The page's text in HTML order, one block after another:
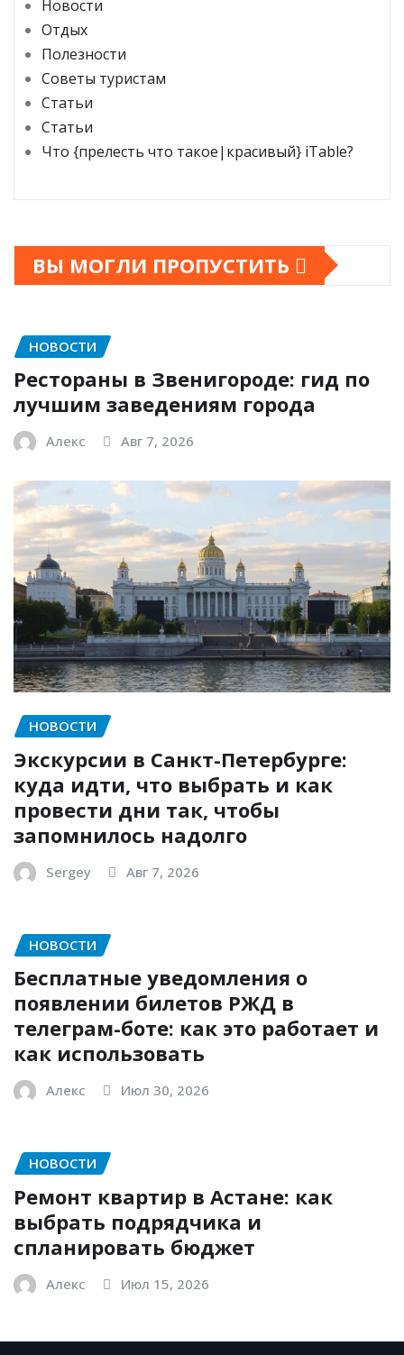
Новости
Отдых
Полезности
Советы туристам
Статьи
Статьи
Что {прелесть что такое|красивый} iTable?
ВЫ МОГЛИ ПРОПУСТИТЬ
НОВОСТИ
Рестораны в Звенигороде: гид по
лучшим заведениям города
Алекс Авг 7, 2026
НОВОСТИ
Экскурсии в Санкт-Петербурге:
куда идти, что выбрать и как
провести дни так, чтобы
запомнилось надолго
Sergey Авг 7, 2026
НОВОСТИ
Бесплатные уведомления о
появлении билетов РЖД в
телеграм-боте: как это работает и
как использовать
Алекс Июл 30, 2026
НОВОСТИ
Ремонт квартир в Астане: как
выбрать подрядчика и
спланировать бюджет
Алекс Июл 15, 2026